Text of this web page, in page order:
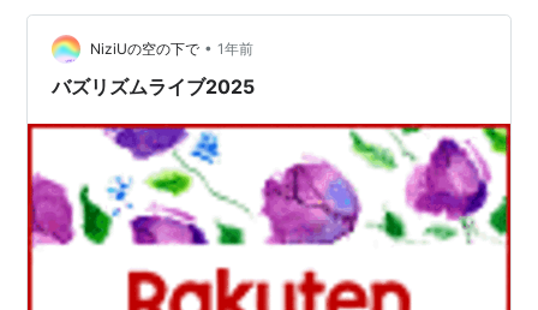
NiziUの空の下で • 1年前
バズリズムライブ2025